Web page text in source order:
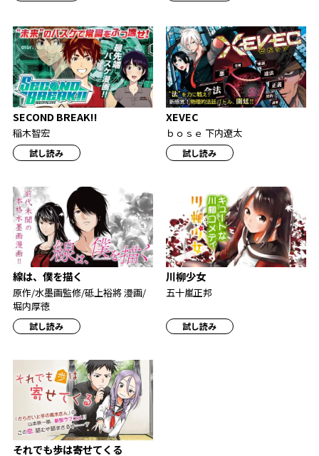
SECOND BREAK!!
稲木智宏
試し読み
XEVEC
ｂｏｓｅ 下内遼太
試し読み
線は、僕を描く
原作/水墨画監修/砥上裕將 漫画/
堀内厚徳
試し読み
川柳少女
五十嵐正邦
試し読み
それでも歩は寄せてくる